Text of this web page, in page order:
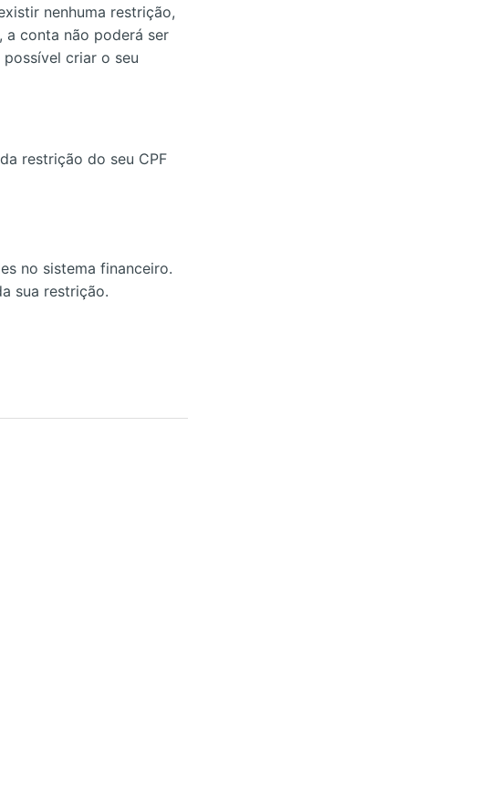
nenhuma restrição,
a conta não poderá ser
criar o seu
restrição do seu CPF
no sistema financeiro.
sua restrição.